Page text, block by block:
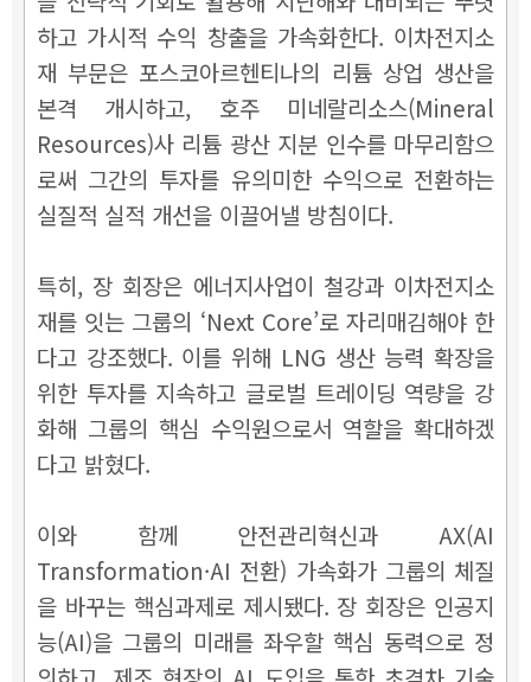
하고 가시적 수익 창출을 가속화한다. 이차전지소
재 부문은 포스코아르헨티나의 리튬 상업 생산을
본격 개시하고, 호주 미네랄리소스(Mineral
Resources)사 리튬 광산 지분 인수를 마무리함으
로써 그간의 투자를 유의미한 수익으로 전환하는
실질적 실적 개선을 이끌어낼 방침이다.
특히, 장 회장은 에너지사업이 철강과 이차전지소
재를 잇는 그룹의 ‘Next Core’로 자리매김해야 한
다고 강조했다. 이를 위해 LNG 생산 능력 확장을
위한 투자를 지속하고 글로벌 트레이딩 역량을 강
화해 그룹의 핵심 수익원으로서 역할을 확대하겠
다고 밝혔다.
이와 함께 안전관리혁신과 AX(AI
Transformation·AI 전환) 가속화가 그룹의 체질
을 바꾸는 핵심과제로 제시됐다. 장 회장은 인공지
능(AI)을 그룹의 미래를 좌우할 핵심 동력으로 정